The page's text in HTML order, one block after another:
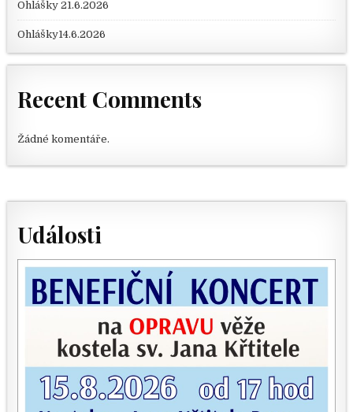
Ohlášky 21.6.2026
Ohlášky14.6.2026
Recent Comments
Žádné komentáře.
Události